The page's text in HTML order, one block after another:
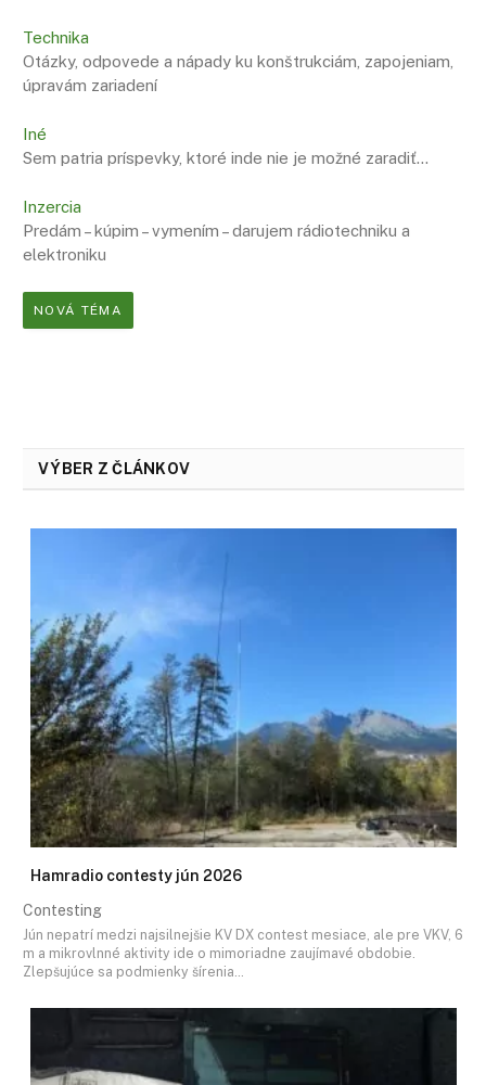
Technika
Otázky, odpovede a nápady ku konštrukciám, zapojeniam,
úpravám zariadení
Iné
Sem patria príspevky, ktoré inde nie je možné zaradiť…
Inzercia
Predám – kúpim – vymením – darujem rádiotechniku a
elektroniku
NOVÁ TÉMA
VÝBER Z ČLÁNKOV
Hamradio contesty jún 2026
Contesting
Jún nepatrí medzi najsilnejšie KV DX contest mesiace, ale pre VKV, 6
m a mikrovlnné aktivity ide o mimoriadne zaujímavé obdobie.
Zlepšujúce sa podmienky šírenia…